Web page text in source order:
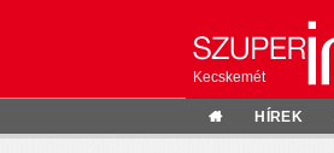
Kecskemét
HÍREK